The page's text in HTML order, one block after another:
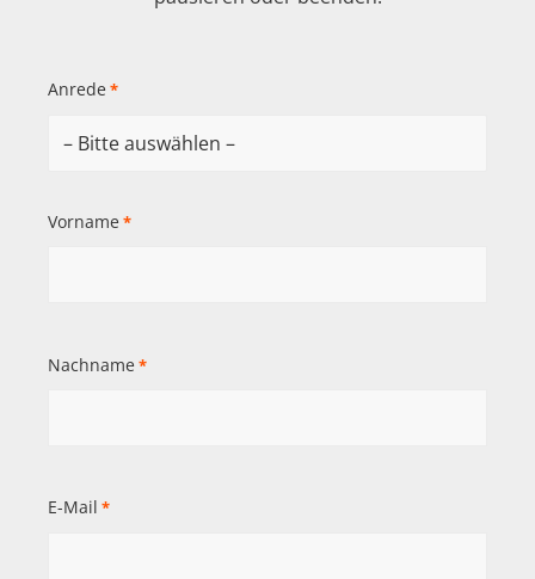
Anrede *
Vorname *
Nachname *
E-Mail *